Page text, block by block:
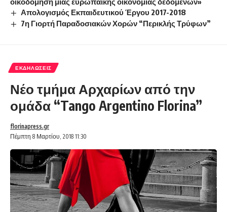
Απολογισμός Εκπαιδευτικού Έργου 2017-2018
7η Γιορτή Παραδοσιακών Χορών “Περικλής Τρύφων”
ΕΚΔΗΛΏΣΕΙΣ
Νέο τμήμα Αρχαρίων από την
ομάδα “Tango Argentino Florina”
Πέμπτη 8 Μαρτίου, 2018 11:30
florinapress.gr